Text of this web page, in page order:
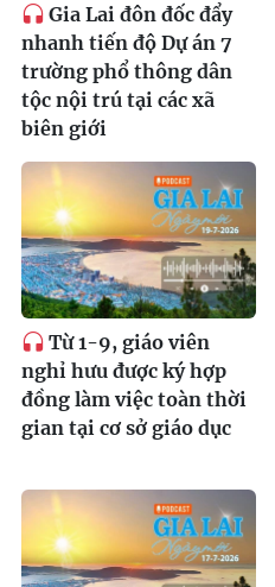
Gia Lai đôn đốc đẩy
nhanh tiến độ Dự án 7
trường phổ thông dân
tộc nội trú tại các xã
biên giới
Từ 1-9, giáo viên
nghỉ hưu được ký hợp
đồng làm việc toàn thời
gian tại cơ sở giáo dục